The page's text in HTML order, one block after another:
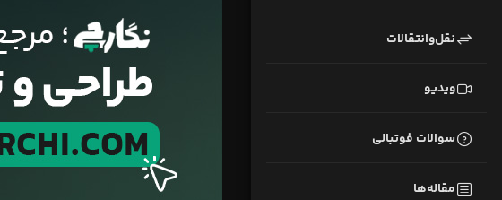
نقل‌وانتقالات
ویدیو
سوالات فوتبالی
مقاله‌ها